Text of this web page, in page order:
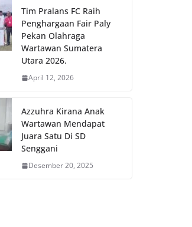
Tim Pralans FC Raih
Penghargaan Fair Paly
Pekan Olahraga
Wartawan Sumatera
Utara 2026.
April 12, 2026
Azzuhra Kirana Anak
Wartawan Mendapat
Juara Satu Di SD
Senggani
Desember 20, 2025